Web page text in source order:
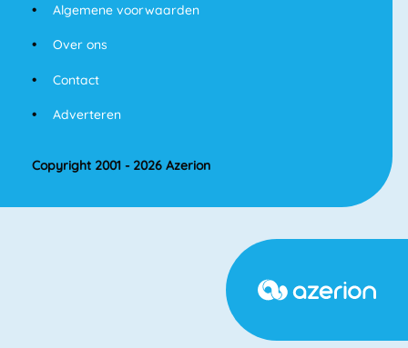
Algemene voorwaarden
Over ons
Contact
Adverteren
Copyright 2001 - 2026 Azerion